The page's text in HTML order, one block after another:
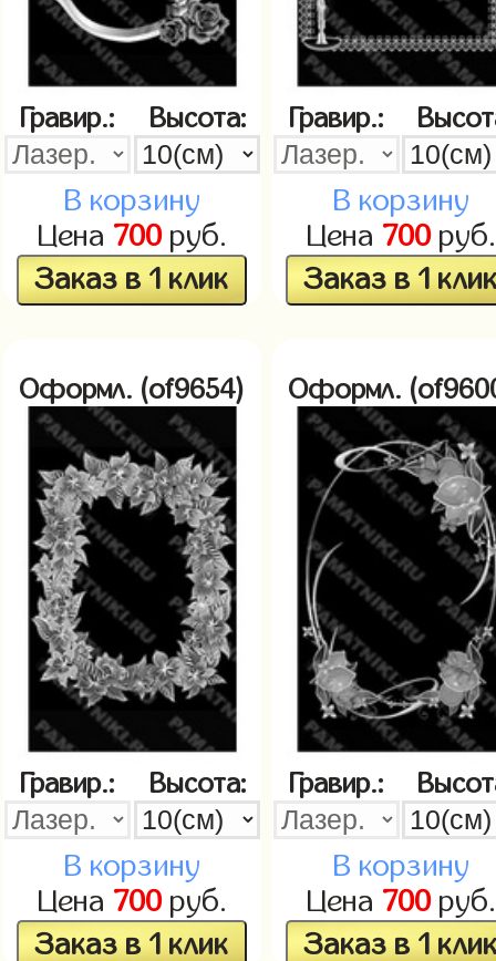
Гравир.: Высота:
В корзину
Цена 700руб.
Заказ в 1 клик
Гравир.:
В корзину
Цена 700руб.
Заказ в 1
Оформл. (of9654)
Гравир.: Высота:
В корзину
Цена 700руб.
Заказ в 1 клик
Оформл.
Гравир.:
В корзину
Цена 700руб.
Заказ в 1